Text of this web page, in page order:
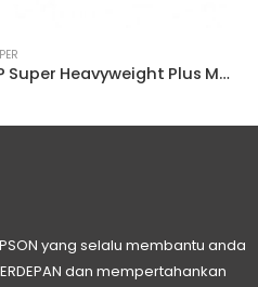
HP Super Heavyweight Plus Matte Paper D9R38A
yang selalu membantu anda
dan mempertahankan